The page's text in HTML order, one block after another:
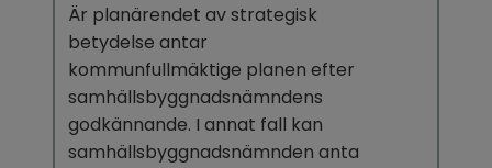
Är planärendet av strategisk
betydelse antar
kommunfullmäktige planen efter
samhällsbyggnads­nämndens
godkännande. I annat fall kan
samhällsbyggnadsnämnden anta